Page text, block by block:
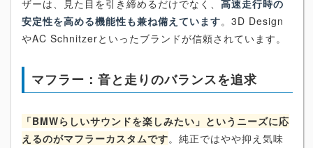
ザーは、見た目を引き締めるだけでなく、 高速走行時の
安定性を高める機能性も兼ね備えています。3D Design
やAC Schnitzerといったブランドが信頼されています。
マフラー：音と走りのバランスを追求
「BMWらしいサウンドを楽しみたい」というニーズに応
えるのがマフラーカスタムです。純正ではやや抑え気味